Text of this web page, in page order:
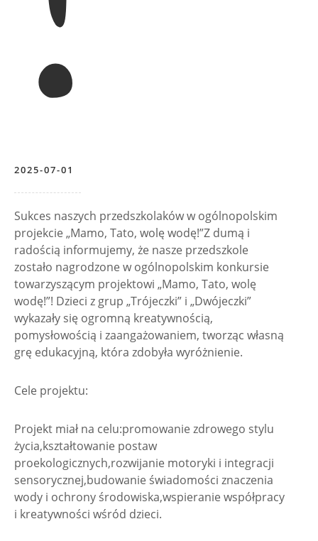
2025-07-01
Sukces naszych przedszkolaków w ogólnopolskim
projekcie „Mamo, Tato, wolę wodę!”Z dumą i
radością informujemy, że nasze przedszkole
zostało nagrodzone w ogólnopolskim konkursie
towarzyszącym projektowi „Mamo, Tato, wolę
wodę!”! Dzieci z grup „Trójeczki” i „Dwójeczki”
wykazały się ogromną kreatywnością,
pomysłowością i zaangażowaniem, tworząc własną
grę edukacyjną, która zdobyła wyróżnienie.
Cele projektu:
Projekt miał na celu:promowanie zdrowego stylu
życia,kształtowanie postaw
proekologicznych,rozwijanie motoryki i integracji
sensorycznej,budowanie świadomości znaczenia
wody i ochrony środowiska,wspieranie współpracy
i kreatywności wśród dzieci.